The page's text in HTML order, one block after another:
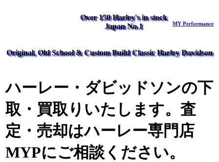
Over 150 Harley's in stock
Japan No.1
MY Performance
Original, Old School & Custom Build Classic Harley Davidson
ハーレー・ダビッドソンの下
取・買取りいたします。査
定・売却はハーレー専門店
MYPにご相談ください。